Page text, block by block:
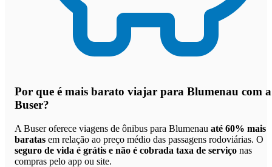
Por que é mais barato viajar para Blumenau com a
Buser?
A Buser oferece viagens de ônibus para Blumenau até 60% mais
baratas em relação ao preço médio das passagens rodoviárias. O
seguro de vida é grátis e não é cobrada taxa de serviço nas
compras pelo app ou site.